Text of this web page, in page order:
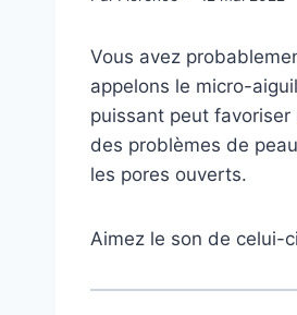
Vous avez
appelons le micro-
puissant peut favoriser
des problèmes de
les pores ouverts.
Aimez le son de celui-